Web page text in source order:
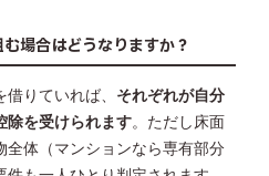
場合はどうなりますか？
りていれば、 それぞれが自分
除を受けられます。ただし床面
全体（マンションなら専有部分